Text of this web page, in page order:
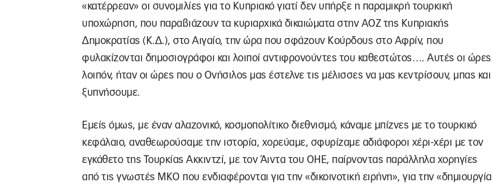
«κατέρρεαν» οι συνομιλίες για το Κυπριακό γιατί δεν υπήρξε η παραμικρή τουρκική
υποχώρηση, που παραβιάζουν τα κυριαρχικά δικαιώματα στην ΑΟΖ της Κυπριακής
Δημοκρατίας (Κ.Δ.), στο Αιγαίο, την ώρα που σφάζουν Κούρδους στο Αφρίν, που
φυλακίζονται δημοσιογράφοι και λοιποί αντιφρονούντες του καθεστώτος…. Αυτές οι ώρες
λοιπόν, ήταν οι ώρες που ο Ονήσιλος μας έστελνε τις μέλισσες να μας κεντρίσουν, μπας και
ξυπνήσουμε.
Εμείς όμως, με έναν αλαζονικό, κοσμοπολίτικο διεθνισμό, κάναμε μπίζνες με το τουρκικό
κεφάλαιο, αναθεωρούσαμε την ιστορία, χορεύαμε, σφυρίζαμε αδιάφοροι χέρι-χέρι με τον
εγκάθετο της Τουρκίας Ακκιντζί, με τον Άιντα του ΟΗΕ, παίρνοντας παράλληλα χορηγίες
από τις γνωστές ΜΚΟ που ενδιαφέρονται για την «δικοινοτική ειρήνη», για την «δημιουργία